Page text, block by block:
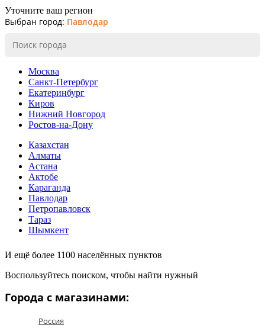
Уточните ваш регион
Выбран город: Павлодар
Москва
Санкт-Петербург
Екатеринбург
Киров
Нижний Новгород
Ростов-на-Дону
Казахстан
Алматы
Астана
Актобе
Караганда
Павлодар
Петропавловск
Тараз
Шымкент
И ещё более 1100 населённых пунктов
Воспользуйтесь поиском, чтобы найти нужный
Города с магазинами:
Россия